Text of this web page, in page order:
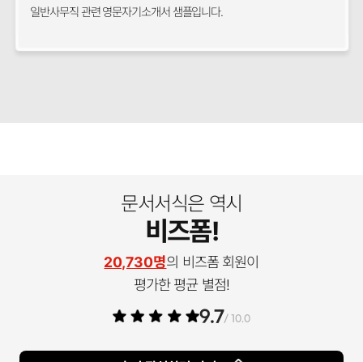
일반사무직 관련 영문자기소개서 샘플입니다.
문서서식은 역시
비즈폼!
20,730명의 비즈폼 회원이
평가한 평균 별점!
9.7/ 10.0